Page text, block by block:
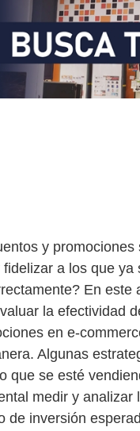
y
a los que
En
la efectividad
en e-
Algunas
que se esté
medir y
de inversión